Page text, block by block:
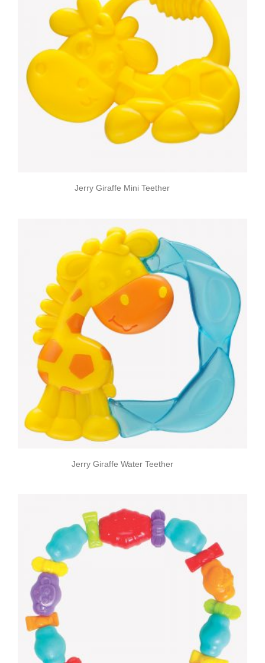
Jerry Giraffe Mini Teether
Jerry Giraffe Water Teether